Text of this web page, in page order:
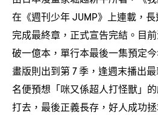
在《週刊少年JUMP》上連載 ，
完成最終章 ， 正式宣告完結。目
破一億本 ， 單行本最後一集預定
畫版則出到第7季 ， 逢週末播出
名便預想「咪又係超人打怪獸」
打去 ， 最後正義長存 ， 好人成功